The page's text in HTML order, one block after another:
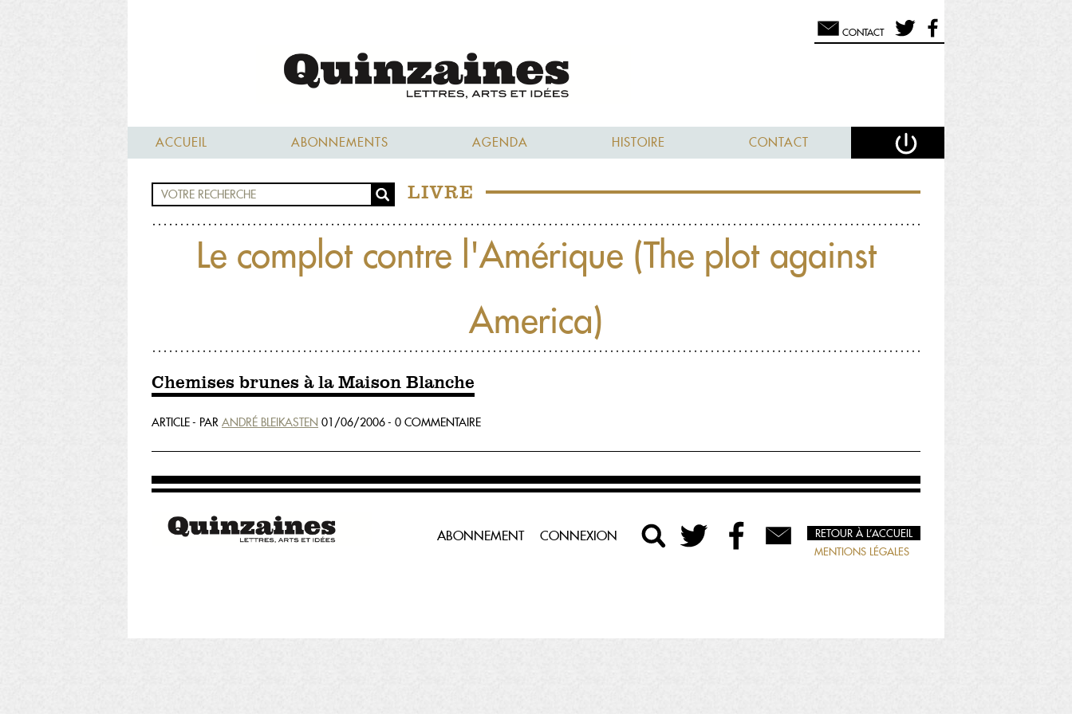
CONTACT
ACCUEIL ABONNEMENTS AGENDA HISTOIRE CONTACT
LIVRE
Le complot contre l'Amérique (The plot against
America)
Chemises brunes à la Maison Blanche
ARTICLE - PAR ANDRÉ BLEIKASTEN 01/06/2006 - 0 COMMENTAIRE
ABONNEMENT CONNEXION
RETOUR À L’ACCUEIL
MENTIONS LÉGALES